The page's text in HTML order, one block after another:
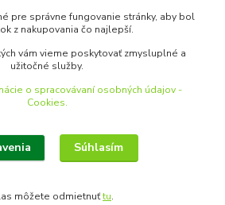
obchod.sk
zber cookies.
pre správne fungovanie stránky, aby bol
z nakupovania čo najlepší.
vám vieme poskytovať zmysluplné a
užitočné služby.
o spracovávaní osobných údajov -
Cookies.
Súhlasím
môžete odmietnuťtu.